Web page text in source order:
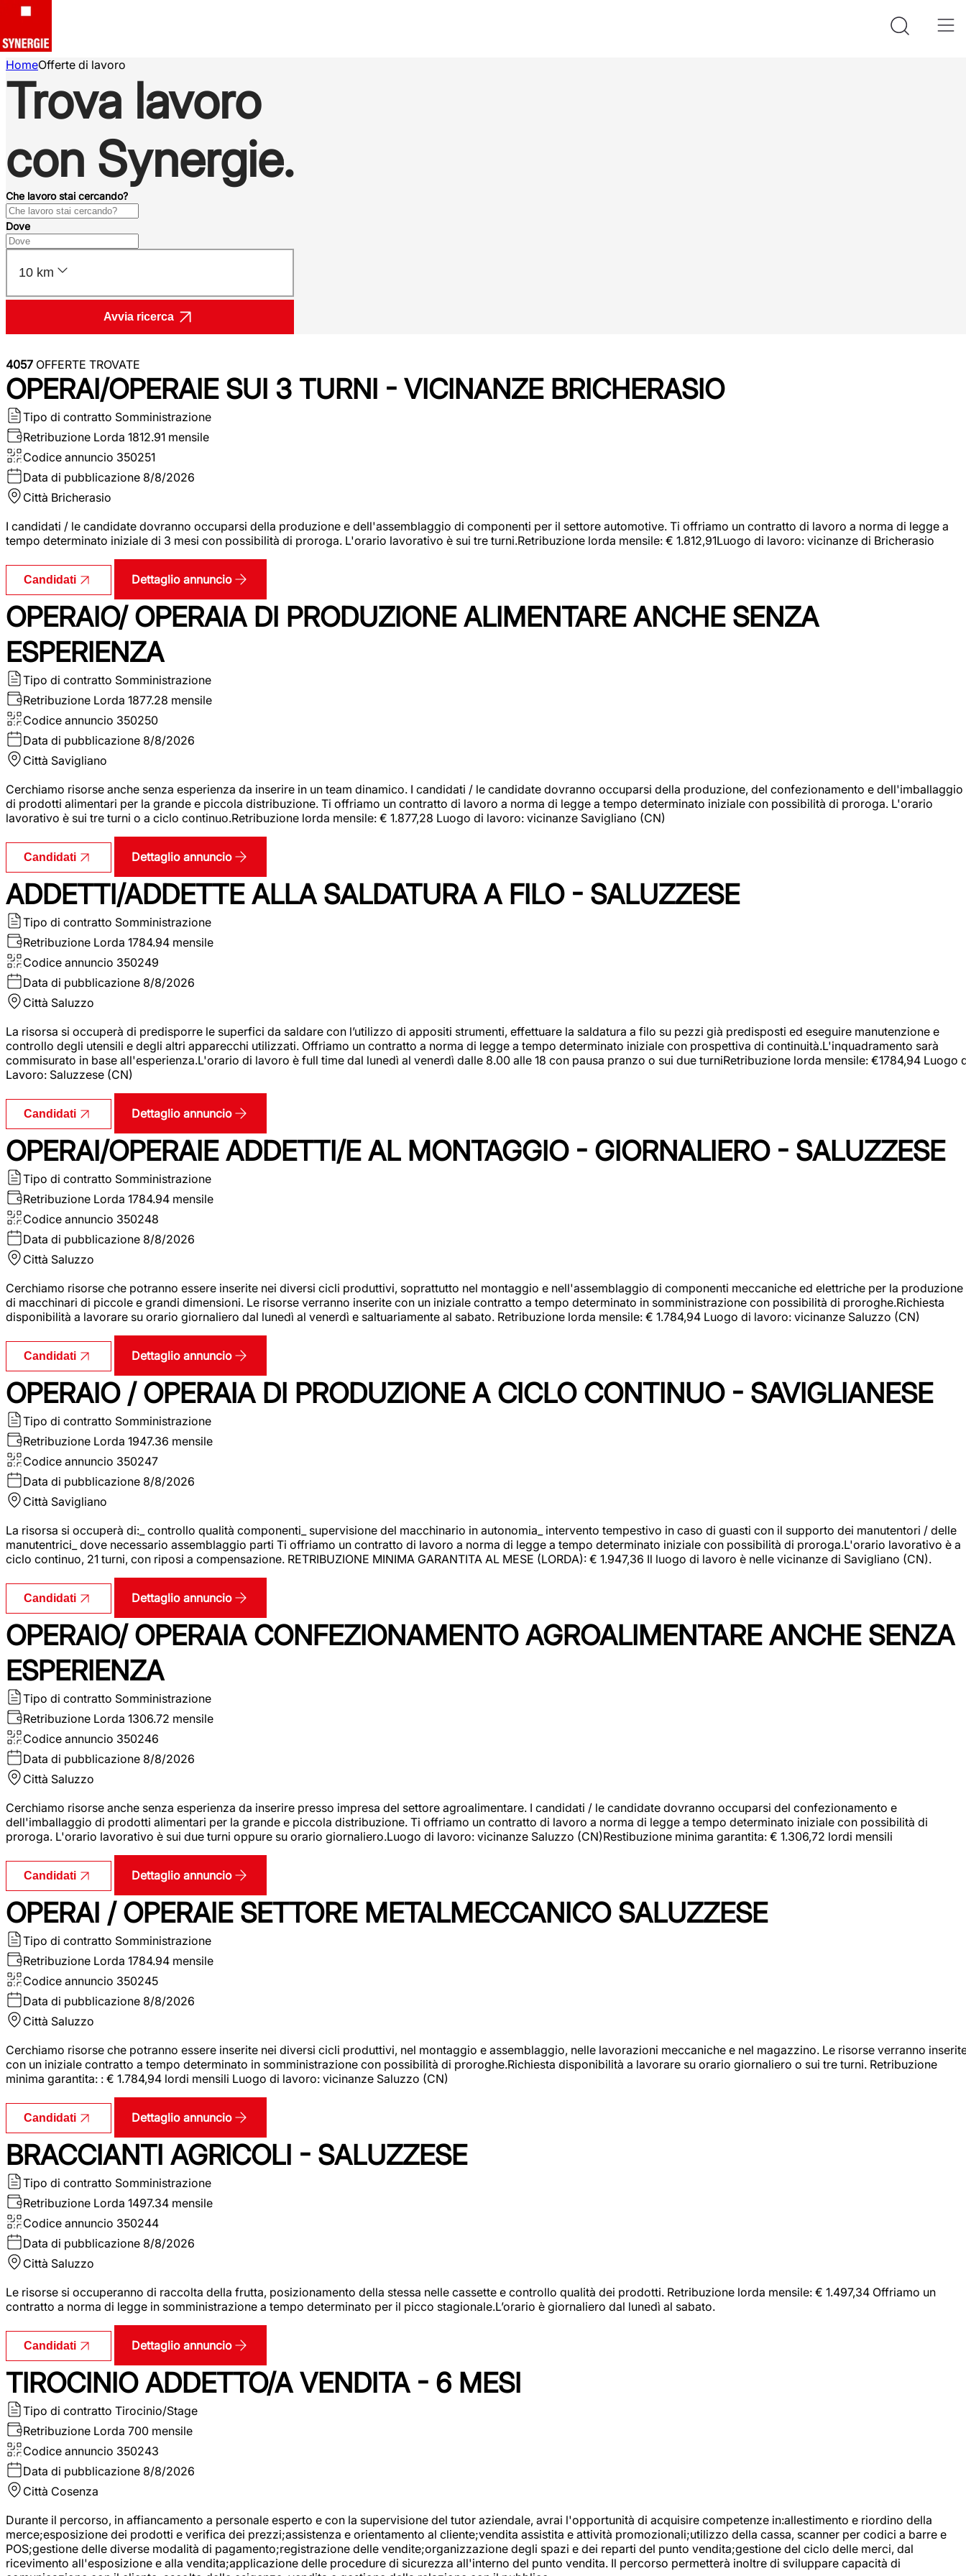
HomeOfferte di lavoro
Trova lavoro
con Synergie.
Che lavoro stai cercando?
Dove
10 km
Avvia ricerca
4057 OFFERTE TROVATE
OPERAI/OPERAIE SUI 3 TURNI - VICINANZE BRICHERASIO
Tipo di contratto Somministrazione
Retribuzione Lorda 1812.91 mensile
Codice annuncio 350251
Data di pubblicazione 8/8/2026
Città Bricherasio
I candidati / le candidate dovranno occuparsi della produzione e dell'assemblaggio di componenti per il settore automotive. Ti offriamo un contratto di lavoro a norma di legge a
tempo determinato iniziale di 3 mesi con possibilità di proroga. L'orario lavorativo è sui tre turni.Retribuzione lorda mensile: € 1.812,91Luogo di lavoro: vicinanze di Bricherasio
Candidati Dettaglio annuncio
OPERAIO/ OPERAIA DI PRODUZIONE ALIMENTARE ANCHE SENZA
ESPERIENZA
Tipo di contratto Somministrazione
Retribuzione Lorda 1877.28 mensile
Codice annuncio 350250
Data di pubblicazione 8/8/2026
Città Savigliano
Cerchiamo risorse anche senza esperienza da inserire in un team dinamico. I candidati / le candidate dovranno occuparsi della produzione, del confezionamento e dell'imballaggio
di prodotti alimentari per la grande e piccola distribuzione. Ti offriamo un contratto di lavoro a norma di legge a tempo determinato iniziale con possibilità di proroga. L'orario
lavorativo è sui tre turni o a ciclo continuo.Retribuzione lorda mensile: € 1.877,28 Luogo di lavoro: vicinanze Savigliano (CN)
Candidati Dettaglio annuncio
ADDETTI/ADDETTE ALLA SALDATURA A FILO - SALUZZESE
Tipo di contratto Somministrazione
Retribuzione Lorda 1784.94 mensile
Codice annuncio 350249
Data di pubblicazione 8/8/2026
Città Saluzzo
La risorsa si occuperà di predisporre le superfici da saldare con l’utilizzo di appositi strumenti, effettuare la saldatura a filo su pezzi già predisposti ed eseguire manutenzione e
controllo degli utensili e degli altri apparecchi utilizzati. Offriamo un contratto a norma di legge a tempo determinato iniziale con prospettiva di continuità.L'inquadramento sarà
commisurato in base all'esperienza.L'orario di lavoro è full time dal lunedì al venerdì dalle 8.00 alle 18 con pausa pranzo o sui due turniRetribuzione lorda mensile: €1784,94 Luogo
Lavoro: Saluzzese (CN)
Candidati Dettaglio annuncio
OPERAI/OPERAIE ADDETTI/E AL MONTAGGIO - GIORNALIERO - SALUZZESE
Tipo di contratto Somministrazione
Retribuzione Lorda 1784.94 mensile
Codice annuncio 350248
Data di pubblicazione 8/8/2026
Città Saluzzo
Cerchiamo risorse che potranno essere inserite nei diversi cicli produttivi, soprattutto nel montaggio e nell'assemblaggio di componenti meccaniche ed elettriche per la produzione
di macchinari di piccole e grandi dimensioni. Le risorse verranno inserite con un iniziale contratto a tempo determinato in somministrazione con possibilità di proroghe.Richiesta
disponibilità a lavorare su orario giornaliero dal lunedì al venerdì e saltuariamente al sabato. Retribuzione lorda mensile: € 1.784,94 Luogo di lavoro: vicinanze Saluzzo (CN)
Candidati Dettaglio annuncio
OPERAIO / OPERAIA DI PRODUZIONE A CICLO CONTINUO - SAVIGLIANESE
Tipo di contratto Somministrazione
Retribuzione Lorda 1947.36 mensile
Codice annuncio 350247
Data di pubblicazione 8/8/2026
Città Savigliano
La risorsa si occuperà di:_ controllo qualità componenti_ supervisione del macchinario in autonomia_ intervento tempestivo in caso di guasti con il supporto dei manutentori / delle
manutentrici_ dove necessario assemblaggio parti Ti offriamo un contratto di lavoro a norma di legge a tempo determinato iniziale con possibilità di proroga.L'orario lavorativo è a
ciclo continuo, 21 turni, con riposi a compensazione. RETRIBUZIONE MINIMA GARANTITA AL MESE (LORDA): € 1.947,36 Il luogo di lavoro è nelle vicinanze di Savigliano (CN).
Candidati Dettaglio annuncio
OPERAIO/ OPERAIA CONFEZIONAMENTO AGROALIMENTARE ANCHE SENZA
ESPERIENZA
Tipo di contratto Somministrazione
Retribuzione Lorda 1306.72 mensile
Codice annuncio 350246
Data di pubblicazione 8/8/2026
Città Saluzzo
Cerchiamo risorse anche senza esperienza da inserire presso impresa del settore agroalimentare. I candidati / le candidate dovranno occuparsi del confezionamento e
dell'imballaggio di prodotti alimentari per la grande e piccola distribuzione. Ti offriamo un contratto di lavoro a norma di legge a tempo determinato iniziale con possibilità di
proroga. L'orario lavorativo è sui due turni oppure su orario giornaliero.Luogo di lavoro: vicinanze Saluzzo (CN)Restibuzione minima garantita: € 1.306,72 lordi mensili
Candidati Dettaglio annuncio
OPERAI / OPERAIE SETTORE METALMECCANICO SALUZZESE
Tipo di contratto Somministrazione
Retribuzione Lorda 1784.94 mensile
Codice annuncio 350245
Data di pubblicazione 8/8/2026
Città Saluzzo
Cerchiamo risorse che potranno essere inserite nei diversi cicli produttivi, nel montaggio e assemblaggio, nelle lavorazioni meccaniche e nel magazzino. Le risorse verranno
con un iniziale contratto a tempo determinato in somministrazione con possibilità di proroghe.Richiesta disponibilità a lavorare su orario giornaliero o sui tre turni. Retribuzione
minima garantita: : € 1.784,94 lordi mensili Luogo di lavoro: vicinanze Saluzzo (CN)
Candidati Dettaglio annuncio
BRACCIANTI AGRICOLI - SALUZZESE
Tipo di contratto Somministrazione
Retribuzione Lorda 1497.34 mensile
Codice annuncio 350244
Data di pubblicazione 8/8/2026
Città Saluzzo
Le risorse si occuperanno di raccolta della frutta, posizionamento della stessa nelle cassette e controllo qualità dei prodotti. Retribuzione lorda mensile: € 1.497,34 Offriamo un
contratto a norma di legge in somministrazione a tempo determinato per il picco stagionale.L’orario è giornaliero dal lunedì al sabato.
Candidati Dettaglio annuncio
TIROCINIO ADDETTO/A VENDITA - 6 MESI
Tipo di contratto Tirocinio/Stage
Retribuzione Lorda 700 mensile
Codice annuncio 350243
Data di pubblicazione 8/8/2026
Città Cosenza
Durante il percorso, in affiancamento a personale esperto e con la supervisione del tutor aziendale, avrai l'opportunità di acquisire competenze in:allestimento e riordino della
merce;esposizione dei prodotti e verifica dei prezzi;assistenza e orientamento al cliente;vendita assistita e attività promozionali;utilizzo della cassa, scanner per codici a barre e
POS;gestione delle diverse modalità di pagamento;registrazione delle vendite;organizzazione degli spazi e dei reparti del punto vendita;gestione del ciclo delle merci, dal
ricevimento all'esposizione e alla vendita;applicazione delle procedure di sicurezza all'interno del punto vendita. Il percorso permetterà inoltre di sviluppare capacità di